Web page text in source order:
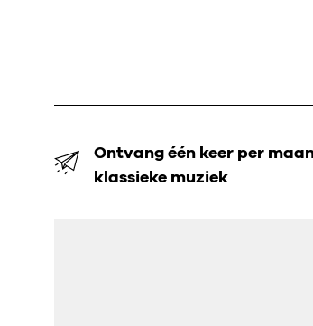
Ontvang één keer per
klassieke muziek